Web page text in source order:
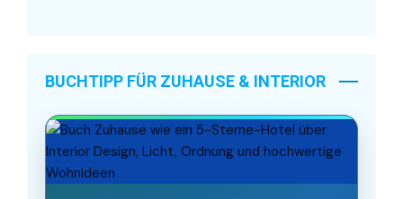
BUCHTIPP FÜR ZUHAUSE & INTERIOR